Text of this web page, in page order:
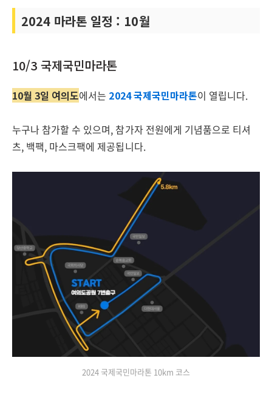
2024 마라톤 일정 : 10월
10/3 국제국민마라톤
10월 3일 여의도에서는 2024 국제국민마라톤이 열립니다.
누구나 참가할 수 있으며, 참가자 전원에게 기념품으로 티셔
츠, 백팩, 마스크팩에 제공됩니다.
2024 국제국민마라톤 10km 코스